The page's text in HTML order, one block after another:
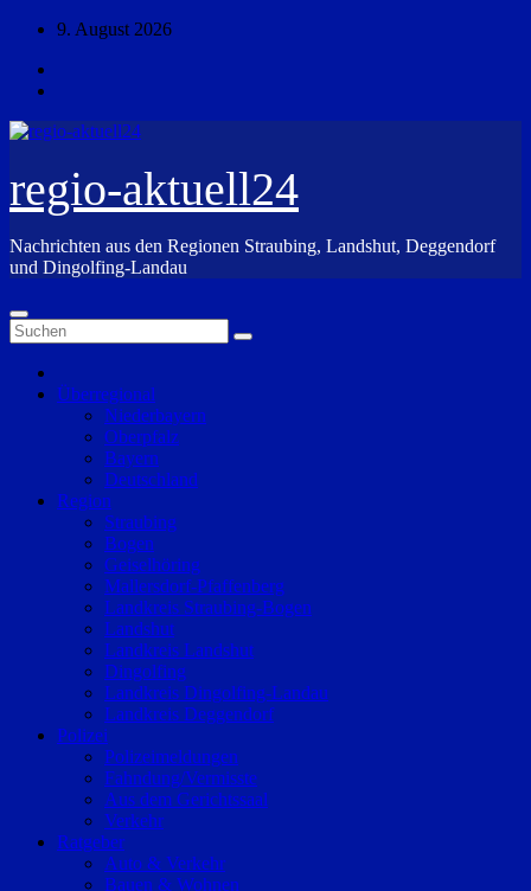
Zum
springen
9. August 2026
regio-aktuell24
Nachrichten aus den Regionen Straubing, Landshut, Deggendorf
und Dingolfing-Landau
Überregional
Niederbayern
Oberpfalz
Bayern
Deutschland
Region
Straubing
Bogen
Geiselhöring
Mallersdorf-Pfaffenberg
Landkreis Straubing-Bogen
Landshut
Landkreis Landshut
Dingolfing
Landkreis Dingolfing-Landau
Landkreis Deggendorf
Polizei
Polizeimeldungen
Fahndung/Vermisste
Aus dem Gerichtssaal
Verkehr
Ratgeber
Auto & Verkehr
Bauen & Wohnen